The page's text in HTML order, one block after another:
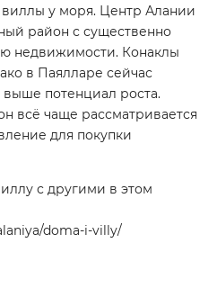
у моря. Центр Алании
район с существенно
недвижимости. Конаклы
в Паялларе сейчас
потенциал роста.
всё чаще рассматривается
для покупки
с другими в этом
doma-i-villy/